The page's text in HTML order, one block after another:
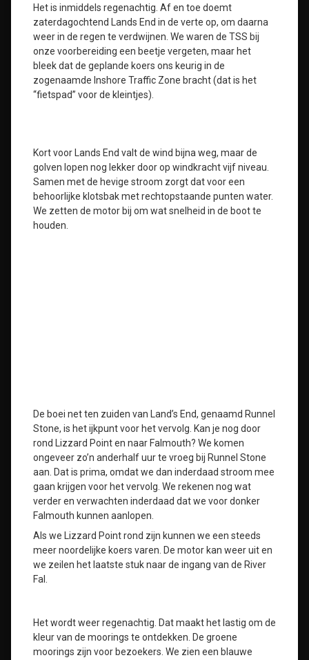
Het is inmiddels regenachtig. Af en toe doemt
zaterdagochtend Lands End in de verte op, om daarna
weer in de regen te verdwijnen. We waren de TSS bij
onze voorbereiding een beetje vergeten, maar het
bleek dat de geplande koers ons keurig in de
zogenaamde Inshore Traffic Zone bracht (dat is het
“fietspad” voor de kleintjes).
Kort voor Lands End valt de wind bijna weg, maar de
golven lopen nog lekker door op windkracht vijf niveau.
Samen met de hevige stroom zorgt dat voor een
behoorlijke klotsbak met rechtopstaande punten water.
We zetten de motor bij om wat snelheid in de boot te
houden.
De boei net ten zuiden van Land’s End, genaamd Runnel
Stone, is het ijkpunt voor het vervolg. Kan je nog door
rond Lizzard Point en naar Falmouth? We komen
ongeveer zo’n anderhalf uur te vroeg bij Runnel Stone
aan. Dat is prima, omdat we dan inderdaad stroom mee
gaan krijgen voor het vervolg. We rekenen nog wat
verder en verwachten inderdaad dat we voor donker
Falmouth kunnen aanlopen.
Als we Lizzard Point rond zijn kunnen we een steeds
meer noordelijke koers varen. De motor kan weer uit en
we zeilen het laatste stuk naar de ingang van de River
Fal.
Het wordt weer regenachtig. Dat maakt het lastig om de
kleur van de moorings te ontdekken. De groene
moorings zijn voor bezoekers. We zien een blauwe